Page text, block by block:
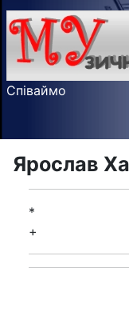
Співаймо
Ярослав
*
+